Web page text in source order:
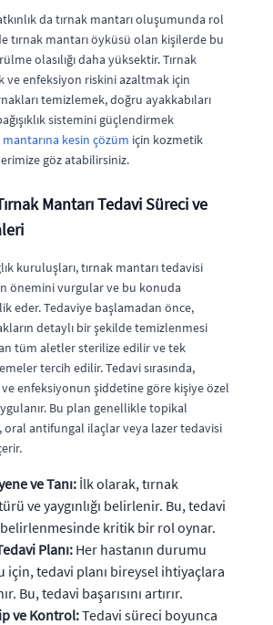
da tırnak mantarı oluşumunda rol
tırnak mantarı öyküsü olan kişilerde bu
olasılığı daha yüksektir. Tırnak
ve enfeksiyon riskini azaltmak için
temizlemek, doğru ayakkabıları
sistemini güçlendirmek
mantarına kesin çözüm için kozmetik
göz atabilirsiniz.
Mantarı Tedavi Süreci ve
kuruluşları, tırnak mantarı tedavisi
önemini vurgular ve bu konuda
eder. Tedaviye başlamadan önce,
detaylı bir şekilde temizlenmesi
tüm aletler sterilize edilir ve tek
tercih edilir. Tedavi sırasında,
enfeksiyonun şiddetine göre kişiye özel
Bu plan genellikle topikal
antifungal ilaçlar veya lazer tedavisi
ve Tanı: İlk olarak, tırnak
ve yaygınlığı belirlenir. Bu, tedavi
kritik bir rol oynar.
Planı: Her hastanın durumu
için, tedavi planı bireysel ihtiyaçlara
Bu, tedavi başarısını artırır.
ve Kontrol:Tedavi süreci boyunca